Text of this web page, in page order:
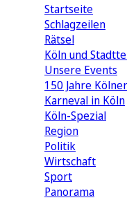
Startseite
Schlagzeilen
Rätsel
Köln und
Unsere Events
150 Jahre
Karneval in Köln
Köln-Spezial
Region
Politik
Wirtschaft
Sport
Panorama